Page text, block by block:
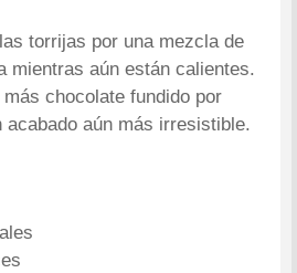
torrijas por una mezcla de
mientras aún están calientes.
más chocolate fundido por
acabado aún más irresistible.